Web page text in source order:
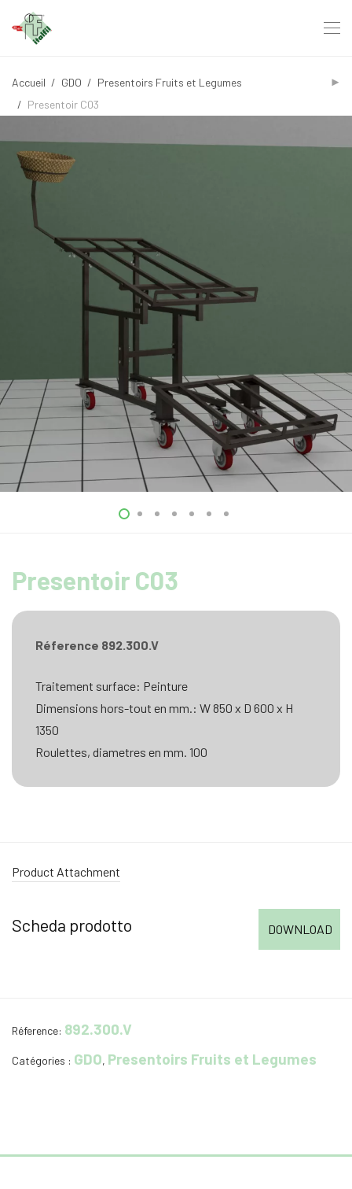
Accueil / GDO / Presentoirs Fruits et Legumes
/ Presentoir C03
Presentoir C03
Réference 892.300.V
Traitement surface: Peinture
Dimensions hors-tout en mm.: W 850 x D 600 x H
1350
Roulettes, diametres en mm. 100
Product Attachment
Scheda prodotto DOWNLOAD
Réference: 892.300.V
Catégories : GDO, Presentoirs Fruits et Legumes